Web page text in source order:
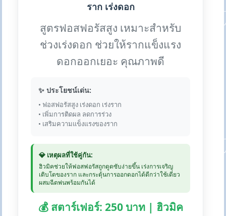
ราก เร่งดอก
สูตรฟอสฟอรัสสูง เหมาะสำหรับ
ช่วงเร่งดอก ช่วยให้รากแข็งแรง
ดอกออกเยอะ คุณภาพดี
✨ ประโยชน์เด่น:
• ฟอสฟอรัสสูง เร่งดอก เร่งราก
• เพิ่มการติดผล ลดการร่วง
• เสริมความแข็งแรงของราก
💎 เหตุผลที่ใช้คู่กัน:
ฮิวมิคช่วยให้ฟอสฟอรัสถูกดูดซับง่ายขึ้น เร่งการเจริญ
เติบโตของราก และกระตุ้นการออกดอกได้ดีกว่าใช้เดี่ยว
ผสมฉีดพ่นพร้อมกันได้
💰 สตาร์เฟอร์: 250 บาท | ฮิวมิค